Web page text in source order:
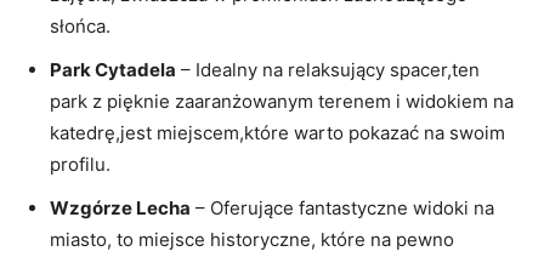
słońca.
Park Cytadela ​– Idealny⁤ na relaksujący spacer,ten⁣
park z pięknie zaaranżowanym ⁣terenem i widokiem ⁤na ​
katedrę,jest ⁣miejscem,które warto⁤ pokazać na swoim⁤
profilu.
Wzgórze Lecha – Oferujące fantastyczne widoki na
miasto, to miejsce historyczne, które na pewno